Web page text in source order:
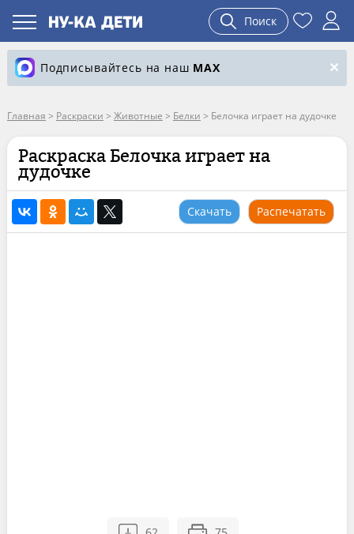
Поиск
Подписывайтесь на наш MAX
Главная > Раскраски > Животные > Белки > Белочка играет на дудочке
Раскраска Белочка играет на
дудочке
Скачать Распечатать